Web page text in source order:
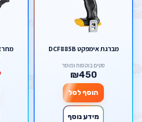
מברגת אימפקט DCF885B
סטים בוקסות ומוסך
₪450
הוסף לסל
מידע נוסף